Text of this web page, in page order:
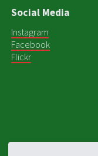
Social Media
Instagram
Facebook
Flickr